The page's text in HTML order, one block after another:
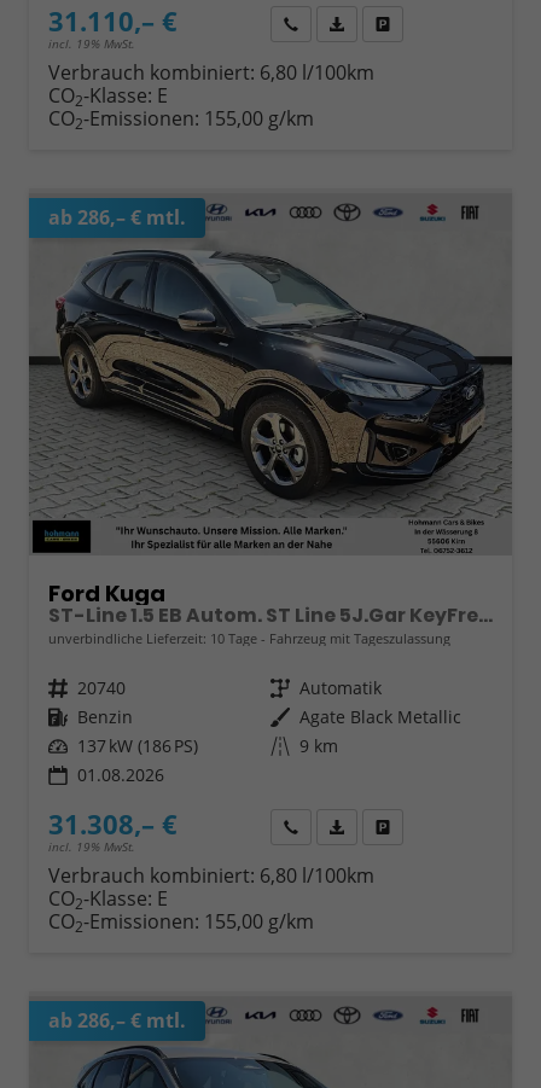
31.110,– €
incl. 19% MwSt.
Wir rufen Sie anFahrzeugexposé (PDF)
Verbrauch kombiniert: 6,80 l/100km
CO2-Klasse: E
CO2-Emissionen: 155,00 g/km
ab 286,– € mtl.
Ford Kuga
ST-Line 1.5 EB Autom. ST Line 5J.Gar KeyFree Kamera
unverbindliche Lieferzeit: 10 Tage Fahrzeug mit Tageszulassung
Fahrzeugnr. 20740 Getriebe Automatik
Kraftstoff Benzin Außenfarbe Agate Black Metallic
Leistung 137 kW (186 PS) Kilometerstand 9 km
01.08.2026
31.308,– €
incl. 19% MwSt.
Wir rufen Sie anFahrzeugexposé (PDF)
Verbrauch kombiniert: 6,80 l/100km
CO2-Klasse: E
CO2-Emissionen: 155,00 g/km
ab 286,– € mtl.